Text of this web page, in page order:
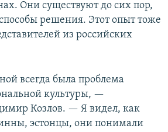
Они существуют до сих пор,
решения. Этот опыт тоже
из российских
всегда была проблема
культуры, —
Козлов. — Я видел, как
эстонцы, они понимали